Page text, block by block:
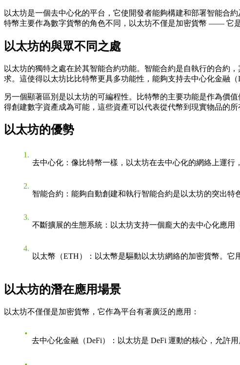
以太坊是一個去中心化的平台，它使開發者能夠構建和部署智能合
特幣主要作為數字貨幣的角色不同，以太坊不僅是加密貨幣 —— 它
以太坊的與眾不同之處
以太坊的獨特之處在於其智能合約功能。智能合約是自執行的合約
求。這使得以太坊比比特幣更具多功能性，能夠支持去中心化金融
另一個顯著區別是以太坊的可編程性。比特幣的主要功能是作為價
得創建數字資產成為可能，這些資產可以代表從代幣到現實物品的所
以太坊的優勢
去中心化 ：像比特幣一樣，以太坊在去中心化的網絡上運
智能合約 ：能夠自動創建和執行智能合約是以太坊的突出
不斷擴展的生態系統 ：以太坊支持一個龐大的去中心化應
以太幣（ETH） ：以太幣是驅動以太坊網絡的加密貨幣。它
以太坊的潛在應用場景
以太坊不僅僅是加密貨幣，它作為平台有著廣泛的應用：
去中心化金融（DeFi） ：以太坊是 DeFi 運動的核心，允許